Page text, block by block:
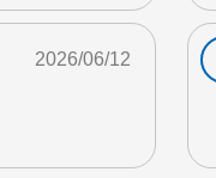
2026/06/12